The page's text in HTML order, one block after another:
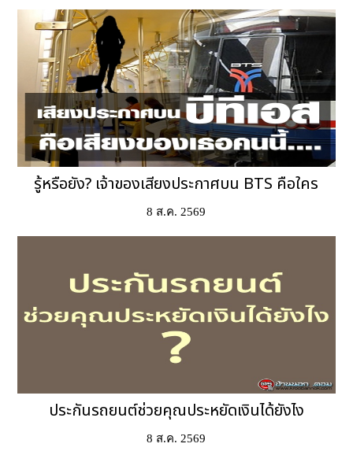
รู้หรือยัง? เจ้าของเสียงประกาศบน BTS คือใคร
8 ส.ค. 2569
ประกันรถยนต์ช่วยคุณประหยัดเงินได้ยังไง
8 ส.ค. 2569